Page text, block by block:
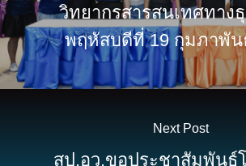
วิทยากรสารสนเทศทาง
พฤหัสบดีที่ 19 กุมภาพัน
Next Post
สป.อว.ขอประชาสัมพันธ์